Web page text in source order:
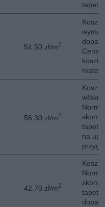
tapet
54.50 zł/m2
Koszt
Cena
56.30 zł/m2
Koszt
tapeta
na
42.70 zł/m2
Koszt
tapeta